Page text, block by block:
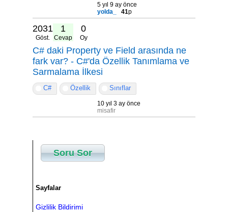
5 yıl 9 ay önce
yolda_
41p
20318
Göst.
1
Cevap
0
Oy
C# daki Property ve Field arasında ne
fark var? - C#'da Özellik Tanımlama ve
Sarmalama İlkesi
C# Özellik Sınıflar
10 yıl 3 ay önce
misafir
Soru Sor
Sayfalar
Gizlilik Bildirimi